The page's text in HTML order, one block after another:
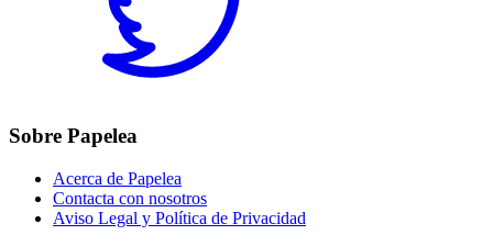
Sobre Papelea
Acerca de Papelea
Contacta con nosotros
Aviso Legal y Política de Privacidad